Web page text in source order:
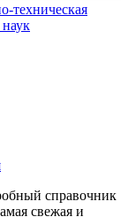
техническая
справочник
свежая и